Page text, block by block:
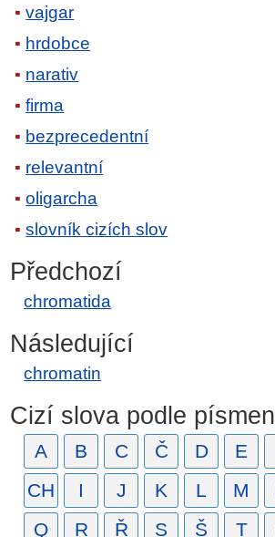
vajgar
hrdobce
narativ
firma
bezprecedentní
relevantní
oligarcha
slovník cizích slov
Předchozí
chromatida
Následující
chromatin
Cizí slova podle písmen
A B C Č D E
CH
I J K L M
Q
R Ř S Š T